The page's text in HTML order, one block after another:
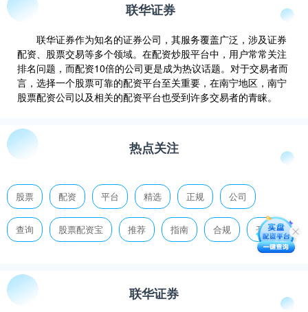
联华证券
联华证券作为知名的证券公司，其服务覆盖广泛，涉及证券
配资、股票交易等多个领域。在配资炒股平台中，用户常常关注
排名问题，而配资10倍的公司更是成为热议话题。对于交易者而
言，选择一个股票可靠的配资平台至关重要，在南宁地区，南宁
股票配资公司以及相关的配资平台也受到许多交易者的青睐。
热点关注
股票 配资 平台 精选 正规 公司
查询 股票配资宝 推荐 指南 合规 开户
联华证券